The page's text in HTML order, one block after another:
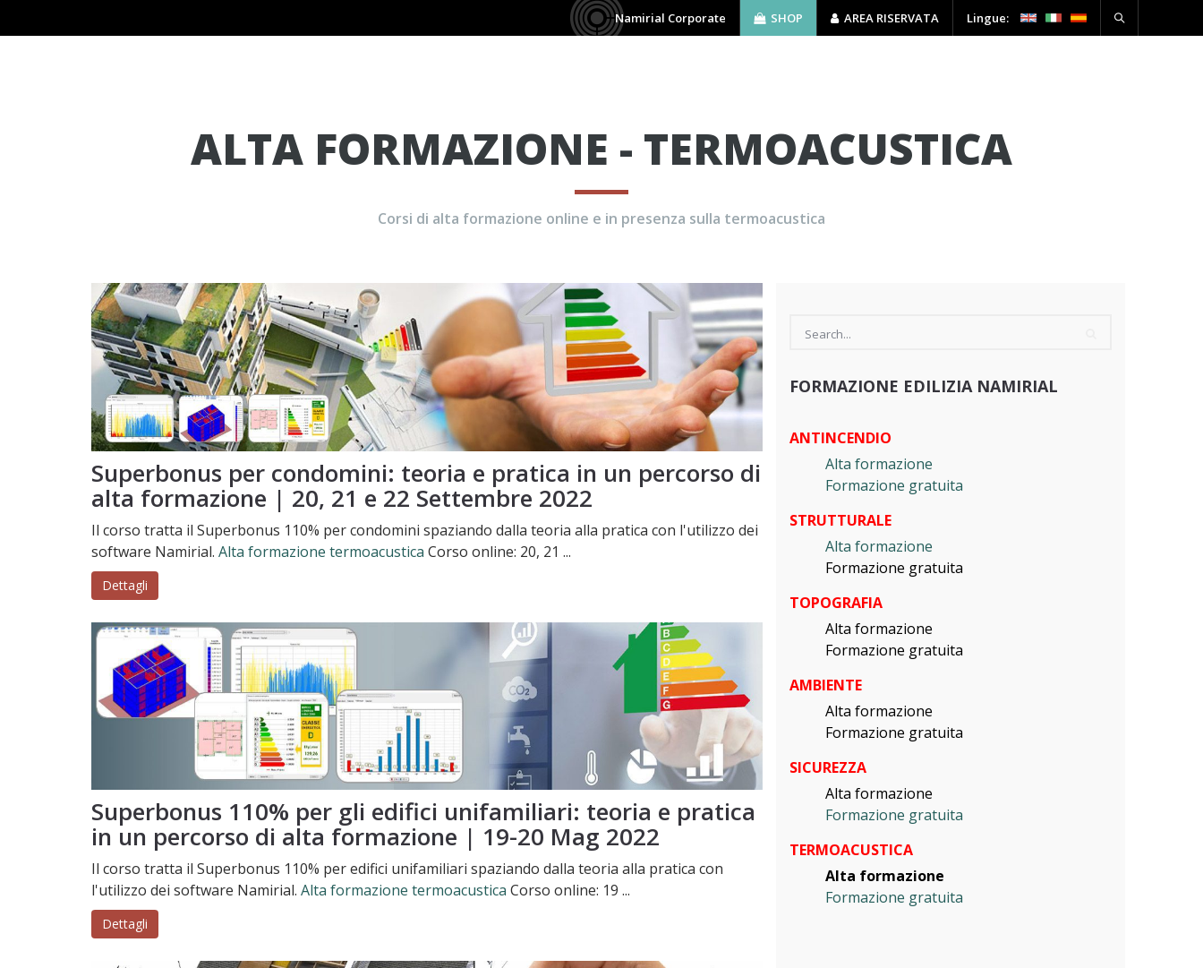
Namirial Corporate SHOP AREA RISERVATA Lingue:
ALTA FORMAZIONE - TERMOACUSTICA
Corsi di alta formazione online e in presenza sulla termoacustica
Superbonus per condomini: teoria e pratica in un percorso di
alta formazione | 20, 21 e 22 Settembre 2022
Il corso tratta il Superbonus 110% per condomini spaziando dalla teoria alla pratica con l'utilizzo dei
software Namirial. Alta formazione termoacustica Corso online: 20, 21 ...
Dettagli
Superbonus 110% per gli edifici unifamiliari: teoria e pratica
in un percorso di alta formazione | 19-20 Mag 2022
Il corso tratta il Superbonus 110% per edifici unifamiliari spaziando dalla teoria alla pratica con
l'utilizzo dei software Namirial. Alta formazione termoacustica Corso online: 19 ...
Dettagli
FORMAZIONE EDILIZIA NAMIRIAL
ANTINCENDIO
Alta formazione
Formazione gratuita
STRUTTURALE
Alta formazione
Formazione gratuita
TOPOGRAFIA
Alta formazione
Formazione gratuita
AMBIENTE
Alta formazione
Formazione gratuita
SICUREZZA
Alta formazione
Formazione gratuita
TERMOACUSTICA
Alta formazione
Formazione gratuita